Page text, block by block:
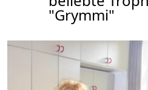
"Grymmi"